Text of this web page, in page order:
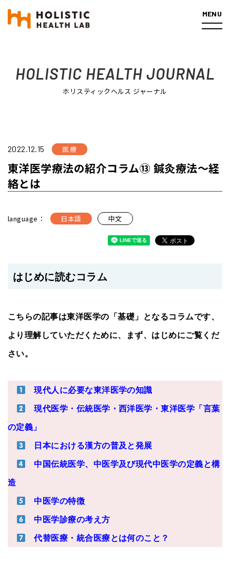
MENU
ホーム 医療
東洋医学療法の紹介コラム⑬ 鍼灸療法～経絡と
HOLISTIC HEALTH JOURNAL
ホリスティックヘルス ジャーナル
2022.12.15 医療
東洋医学療法の紹介コラム⑬ 鍼灸療法～経
絡とは
language： 日本語 中文
はじめに読むコラム
こちらの記事は東洋医学の「基礎」となるコラムです、
より理解していただくために、まず、はじめにご覧くだ
さい。
現代人に必要な東洋医学の知識
現代医学・伝統医学・西洋医学・東洋医学「言葉
の定義」
日本における漢方の普及と発展
中国伝統医学、中医学及び現代中医学の定義と構
造
中医学の特徴
中医学診療の考え方
代替医療・統合医療とは何のこと？